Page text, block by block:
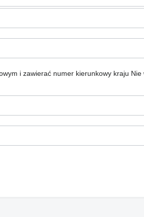
i zawierać numer kierunkowy kraju Nie